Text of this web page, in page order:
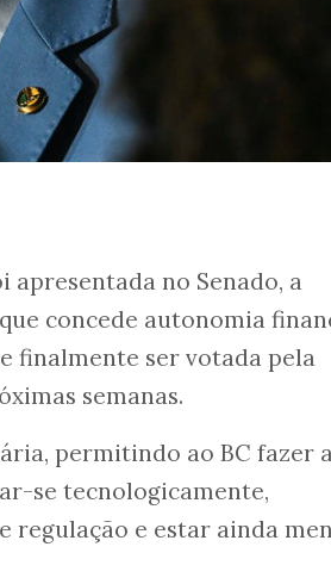
apresentada no Senado, a
concede autonomia
finalmente ser votada pela
semanas.
permitindo ao BC fazer
se tecnologicamente,
regulação e estar ainda